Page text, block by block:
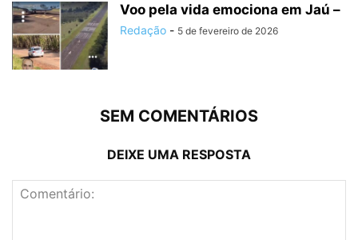
Voo pela vida emociona em Jaú –
Redação - 5 de fevereiro de 2026
SEM COMENTÁRIOS
DEIXE UMA RESPOSTA